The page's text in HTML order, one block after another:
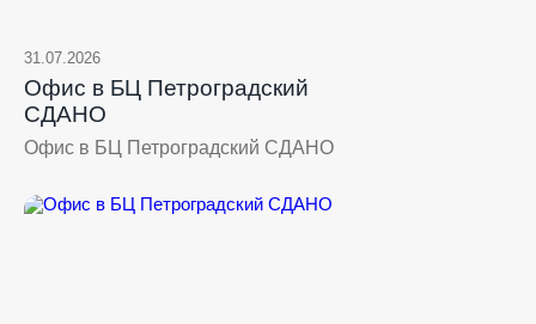
31.07.2026
Офис в БЦ Петроградский
СДАНО
Офис в БЦ Петроградский СДАНО